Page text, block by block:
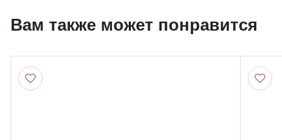
Вам также может понравится